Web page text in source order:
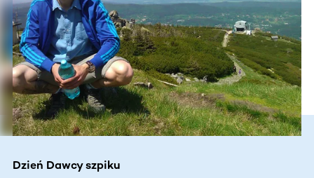
Dzień Dawcy szpiku